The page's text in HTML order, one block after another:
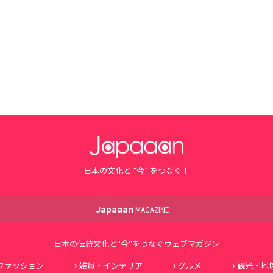
日本の文化と ”今” をつなぐ！
Japaaan MAGAZINE
日本の伝統文化と"今"をつなぐウェブマガジン
ァッション 雑貨・インテリア グルメ 観光・地